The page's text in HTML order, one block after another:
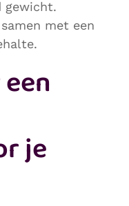
gewicht.
met een
je